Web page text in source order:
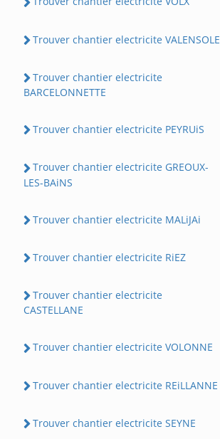
Trouver chantier electricite VALENSOLE
Trouver chantier electricite
BARCELONNETTE
Trouver chantier electricite PEYRUiS
Trouver chantier electricite GREOUX-
LES-BAiNS
Trouver chantier electricite MALiJAi
Trouver chantier electricite RiEZ
Trouver chantier electricite
CASTELLANE
Trouver chantier electricite VOLONNE
Trouver chantier electricite REiLLANNE
Trouver chantier electricite SEYNE